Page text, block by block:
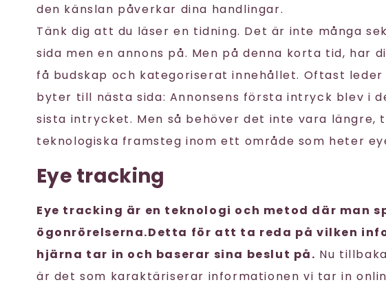
den känslan påverkar dina handlingar.
Tänk dig att du läser en tidning. Det är inte många
sida men en annons på. Men på denna korta tid, har
få budskap och kategoriserat innehållet. Oftast
byter till nästa sida: Annonsens första intryck blev i
sista intrycket. Men så behöver det inte vara längre,
teknologiska framsteg inom ett område som heter
Eye tracking
Eye tracking är en teknologi och metod där man
ögonrörelserna.Detta för att ta reda på vilken
hjärna tar in och baserar sina beslut på. Nu
är det som karaktäriserar informationen vi tar in